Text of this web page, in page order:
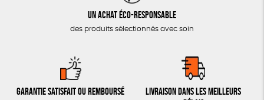
Un achat éco-responsable
des produits sélectionnés avec soin
Garantie satisfait ou remboursé
Livraison dans les meilleurs